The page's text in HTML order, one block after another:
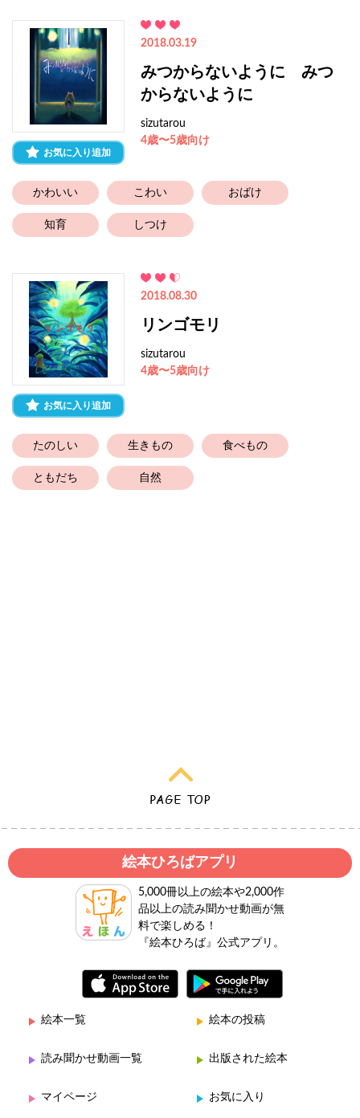
お気に入り追加
2018.03.19
みつからないように みつ
からないように
sizutarou
4歳〜5歳向け
かわいい こわい おばけ
知育 しつけ
お気に入り追加
2018.08.30
リンゴモリ
sizutarou
4歳〜5歳向け
たのしい 生きもの 食べもの
ともだち 自然
絵本ひろばアプリ
5,000冊以上の絵本や2,000作
品以上の読み聞かせ動画が無
料で楽しめる！
『絵本ひろば』公式アプリ。
絵本一覧 絵本の投稿
読み聞かせ動画一覧 出版された絵本
マイページ お気に入り